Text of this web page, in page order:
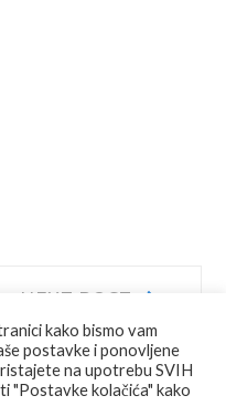
NEXT POST
kako bismo vam
postavke i ponovljene
na upotrebu SVIH
"Postavke kolačića" kako